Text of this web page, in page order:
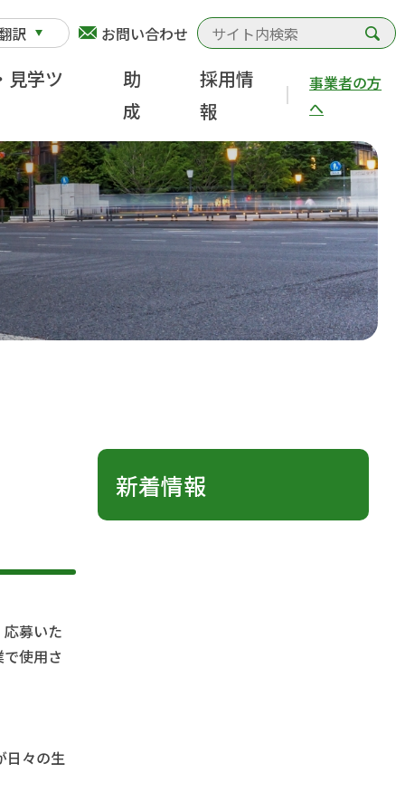
訳 お問い合わせ
見学ツ
助
成
採用情
報
事業者の方
へ
募いた
使用さ
日々の生
新着情報